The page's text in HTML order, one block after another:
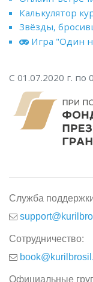
Калькулятор
Звёзды,
Игра "Один
С 01.07.2020 г. по
Служба
Сотрудничество:
Официальные